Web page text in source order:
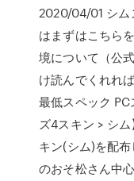
2020/04/01 シム
はまずはこちら
境について（公
け読んでくれれ
最低スペック
ズ4スキン > シ
キン(シム)を配布
のおそ松さん中